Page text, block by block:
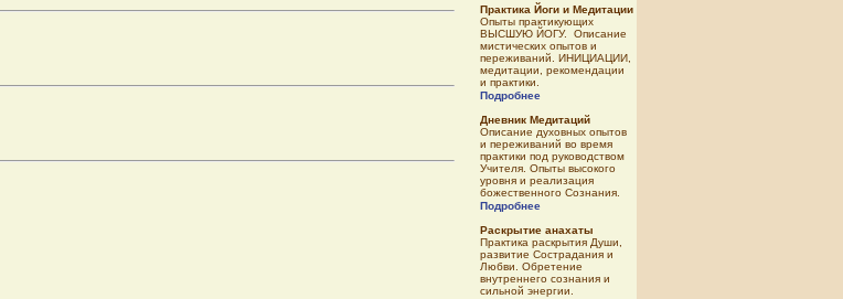
Практика Йоги и Медитации
Опыты практикующих
ВЫСШУЮ ЙОГУ. Описание
мистических опытов и
переживаний. ИНИЦИАЦИИ,
медитации, рекомендации
и практики.
Подробнее
Дневник Медитаций
Описание духовных опытов
и переживаний во время
практики под руководством
Учителя. Опыты высокого
уровня и реализация
божественного Сознания.
Подробнее
Раскрытие анахаты
Практика раскрытия Души,
развитие Сострадания и
Любви. Обретение
внутреннего сознания и
сильной энергии.